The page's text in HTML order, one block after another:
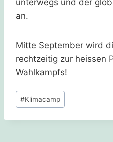
unterwegs und der
an.
Mitte September wird
rechtzeitig zur heissen
Wahlkampfs!
Schlagworte:
#Klimacamp